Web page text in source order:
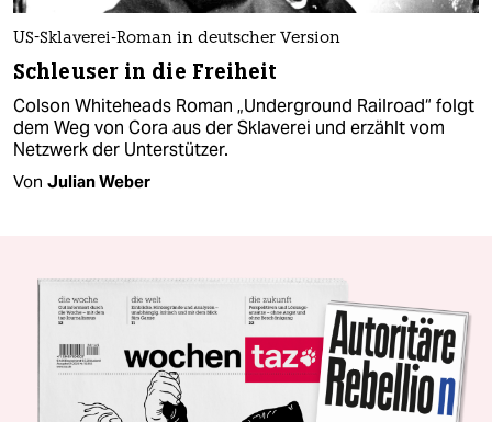
US-Sklaverei-Roman in deutscher Version
Schleuser in die Freiheit
Colson Whiteheads Roman „Underground Railroad“ folgt
dem Weg von Cora aus der Sklaverei und erzählt vom
Netzwerk der Unterstützer.
Von Julian Weber